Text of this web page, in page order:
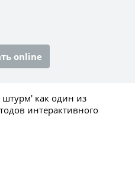
online
штурм' как один из
интерактивного